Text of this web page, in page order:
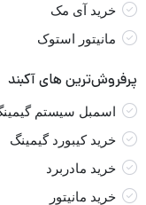
خرید آی مک
مانیتور استوک
پرفروش‌ترین های آکبند
اسمبل سیستم
خرید کیبورد گیمینگ
خرید مادربرد
خرید مانیتور